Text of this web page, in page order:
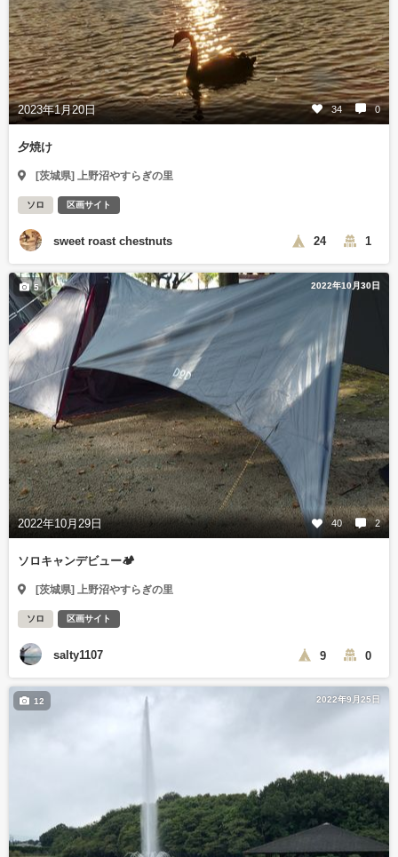
2023年1月20日 34 0
夕焼け
[茨城県] 上野沼やすらぎの里
ソロ 区画サイト
sweet roast chestnuts 24 1
2022年10月30日
2022年10月29日 40 2
5
ソロキャンデビュー🏕️
[茨城県] 上野沼やすらぎの里
ソロ 区画サイト
salty1107 9 0
2022年9月25日
12